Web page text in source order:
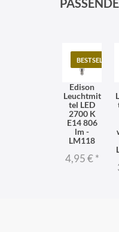
BESTSELLER
Edison
Leuchtmit
tel LED
2700 K
E14 806
lm -
LM118
4,95 €*